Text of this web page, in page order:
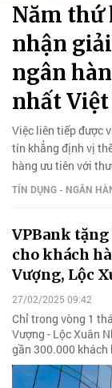
Năm thứ
nhận
ngân
nhất Việt
Việc liên tiếp được
tín khẳng định vị
hàng ưu tiên với
TÍN DỤNG - NGÂN
VPBank
cho khách
Vượng, Lộc
27/02/2025 09:42
Chỉ trong vòng 1
Vượng - Lộc Xuân
gần 300.000